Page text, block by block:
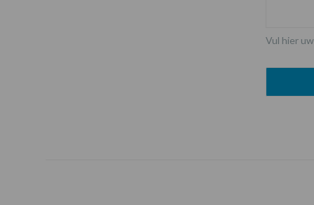
Vul hier